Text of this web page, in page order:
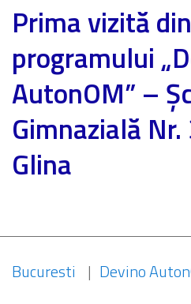
Prima vizită
programului
AutonOM” –
Gimnazială
Glina
Bucuresti | Devino